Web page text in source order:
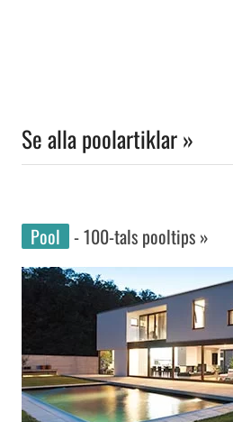
Se alla poolartiklar »
Pool - 100-tals pooltips »